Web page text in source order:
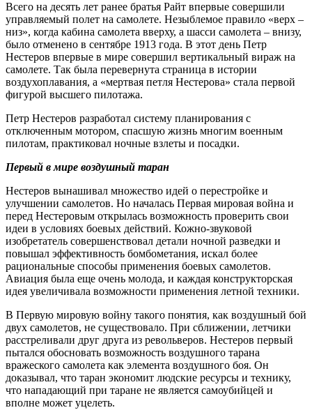
Всего на десять лет ранее братья Райт впервые совершили
управляемый полет на самолете. Незыблемое правило «верх –
низ», когда кабина самолета вверху, а шасси самолета – внизу,
было отменено в сентябре 1913 года. В этот день Петр
Нестеров впервые в мире совершил вертикальный вираж на
самолете. Так была перевернута страница в истории
воздухоплавания, а «мертвая петля Нестерова» стала первой
фигурой высшего пилотажа.
Петр Нестеров разработал систему планирования с
отключенным мотором, спасшую жизнь многим военным
пилотам, практиковал ночные взлеты и посадки.
Первый в мире воздушный таран
Нестеров вынашивал множество идей о перестройке и
улучшении самолетов. Но началась Первая мировая война и
перед Нестеровым открылась возможность проверить свои
идеи в условиях боевых действий. Кожно-звуковой
изобретатель совершенствовал детали ночной разведки и
повышал эффективность бомбометания, искал более
рациональные способы применения боевых самолетов.
Авиация была еще очень молода, и каждая конструкторская
идея увеличивала возможности применения летной техники.
В Первую мировую войну такого понятия, как воздушный бой
двух самолетов, не существовало. При сближении, летчики
расстреливали друг друга из револьверов. Нестеров первый
пытался обосновать возможность воздушного тарана
вражеского самолета как элемента воздушного боя. Он
доказывал, что таран экономит людские ресурсы и технику,
что нападающий при таране не является самоубийцей и
вполне может уцелеть.